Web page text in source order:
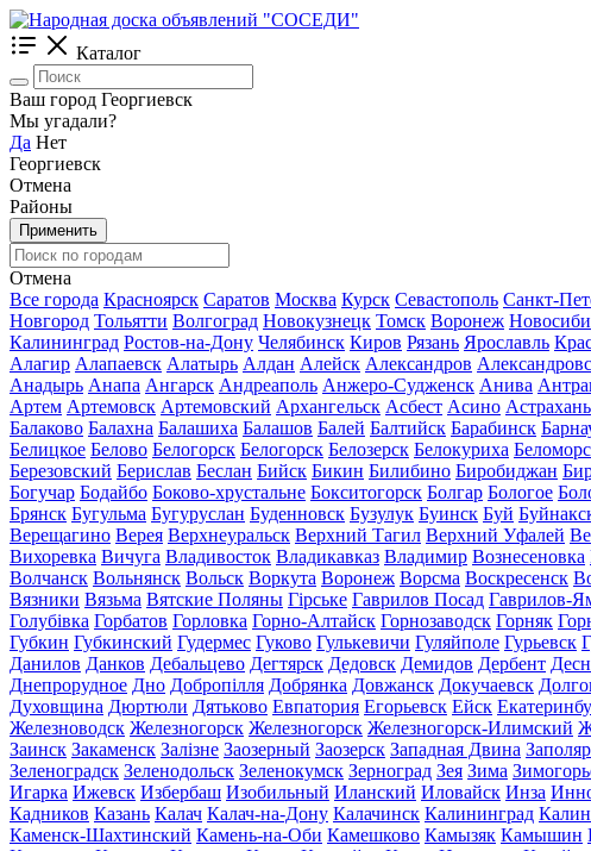
Каталог
Ваш город Георгиевск
Мы угадали?
Да Нет
Георгиевск
Отмена
Районы
Применить
Отмена
Все города Красноярск Саратов Москва Курск Севастополь Санкт-
Новгород Тольятти Волгоград Новокузнецк Томск Воронеж
Калининград Ростов-на-Дону Челябинск Киров Рязань Ярославль
Алагир Алапаевск Алатырь Алдан Алейск Александров
Анадырь Анапа Ангарск Андреаполь Анжеро-Судженск Анива
Артем Артемовск Артемовский Архангельск Асбест Асино Астрахань
Балаково Балахна Балашиха Балашов Балей Балтийск Барабинск
Белицкое Белово Белогорск Белогорск Белозерск Белокуриха
Березовский Берислав Беслан Бийск Бикин Билибино Биробиджан
Богучар Бодайбо Боково-хрустальне Бокситогорск Болгар Бологое
Брянск Бугульма Бугуруслан Буденновск Бузулук Буинск Буй
Верещагино Верея Верхнеуральск Верхний Тагил Верхний Уфалей
Вихоревка Вичуга Владивосток Владикавказ Владимир Вознесеновка
Волчанск Вольнянск Вольск Воркута Воронеж Ворсма Воскресенск
Вязники Вязьма Вятские Поляны Гірське Гаврилов Посад Гаврилов-
Голубівка Горбатов Горловка Горно-Алтайск Горнозаводск Горняк
Губкин Губкинский Гудермес Гуково Гулькевичи Гуляйполе Гурьевск
Данилов Данков Дебальцево Дегтярск Дедовск Демидов Дербент
Днепрорудное Дно Добропілля Добрянка Довжанск Докучаевск
Духовщина Дюртюли Дятьково Евпатория Егорьевск Ейск
Железноводск Железногорск Железногорск Железногорск-Илимский
Заинск Закаменск Залізне Заозерный Заозерск Западная Двина
Зеленоградск Зеленодольск Зеленокумск Зерноград Зея Зима
Игарка Ижевск Избербаш Изобильный Иланский Иловайск Инза
Кадников Казань Калач Калач-на-Дону Калачинск Калининград
Каменск-Шахтинский Камень-на-Оби Камешково Камызяк Камышин